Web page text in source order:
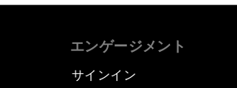
エンゲージメント
サインイン